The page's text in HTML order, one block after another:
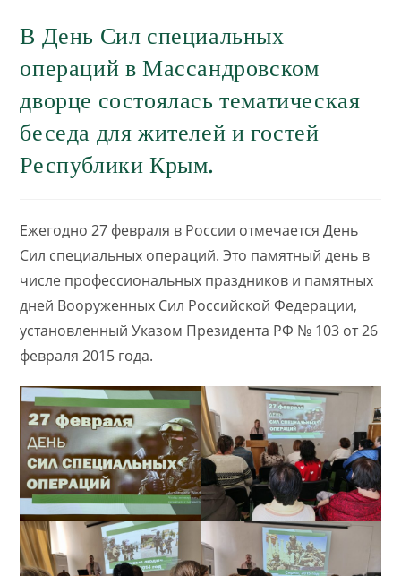
В День Сил специальных
операций в Массандровском
дворце состоялась тематическая
беседа для жителей и гостей
Республики Крым.
Ежегодно 27 февраля в России отмечается День
Сил специальных операций. Это памятный день в
числе профессиональных праздников и памятных
дней Вооруженных Сил Российской Федерации,
установленный Указом Президента РФ № 103 от 26
февраля 2015 года.